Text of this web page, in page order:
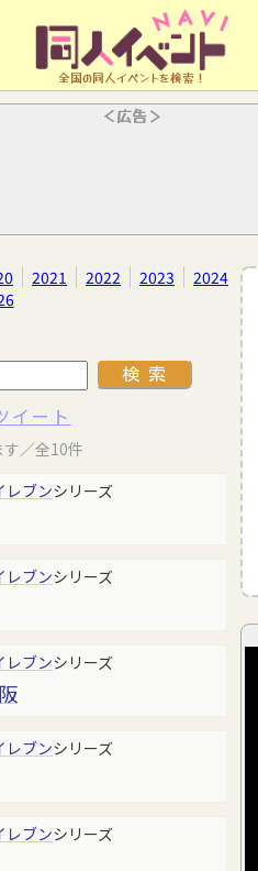
全国の同人イベントを検索！
＜広告＞
2021 2022 2023
2024
イート
／全10件
レブンシリーズ
レブンシリーズ
レブンシリーズ
レブンシリーズ
レブンシリーズ